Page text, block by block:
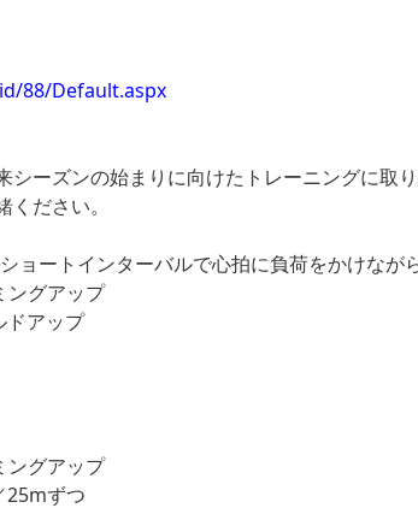
88/Default.aspx
ーズンの始まりに向けたトレーニングに取
ださい。
ートインターバルで心拍に負荷をかけなが
グアップ
アップ
グアップ
ずつ